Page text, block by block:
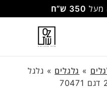
מעל 350 ש”ח
» גלגלים » גלגל